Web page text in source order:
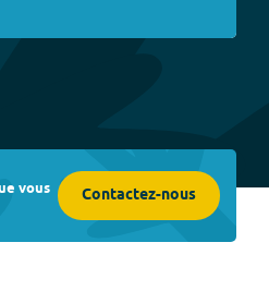
vous Contactez-nous